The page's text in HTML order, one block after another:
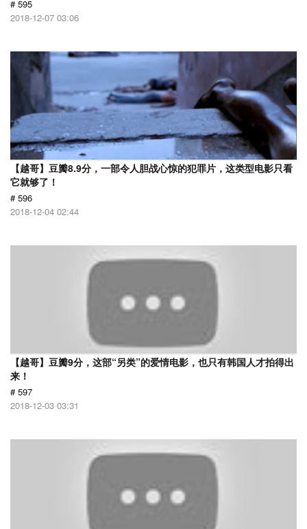
# 595
2018-12-07 03:06
【越哥】豆瓣8.9分，一部令人胆战心惊的犯罪片，这类型电影只看
它就够了！
# 596
2018-12-04 02:44
【越哥】豆瓣9分，这部“另类”的爱情电影，也只有韩国人才拍得出
来！
# 597
2018-12-03 03:31